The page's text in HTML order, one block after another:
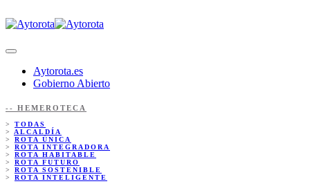
Aytorota.es
Gobierno Abierto
-- HEMEROTECA
> TODAS
> ALCALDÍA
> ROTA ÚNICA
> ROTA INTEGRADORA
> ROTA HABITABLE
> ROTA FUTURO
> ROTA SOSTENIBLE
> ROTA INTELIGENTE